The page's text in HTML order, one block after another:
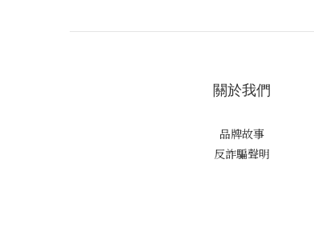
關於我們
品牌故事
反詐騙聲明